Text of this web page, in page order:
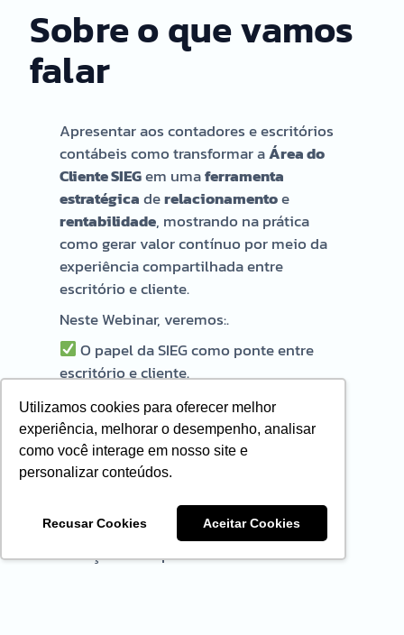
Utilizamos cookies para oferecer melhor
experiência, melhorar o desempenho, analisar
como você interage em nosso site e
personalizar conteúdos.
Recusar Cookies Aceitar Cookies
Sobre o que vamos
falar
Apresentar aos contadores e escritórios
contábeis como transformar aÁrea do
Cliente SIEGem umaferramenta
estratégicaderelacionamentoe
rentabilidade, mostrando na prática
como gerar valor contínuo por meio da
experiência compartilhada entre
escritório e cliente.
Neste Webinar, veremos:.
O papel da SIEG como ponte entre
escritório e cliente.
Funcionalidades-chave: Usuários,
Comunicação, Arquivos, Guias e Renda.
Boas práticas para gerar valor com a
Área do Cliente
Estratégias de precificação:
consultoria, recuperação tributária e
serviços extemporâneos.